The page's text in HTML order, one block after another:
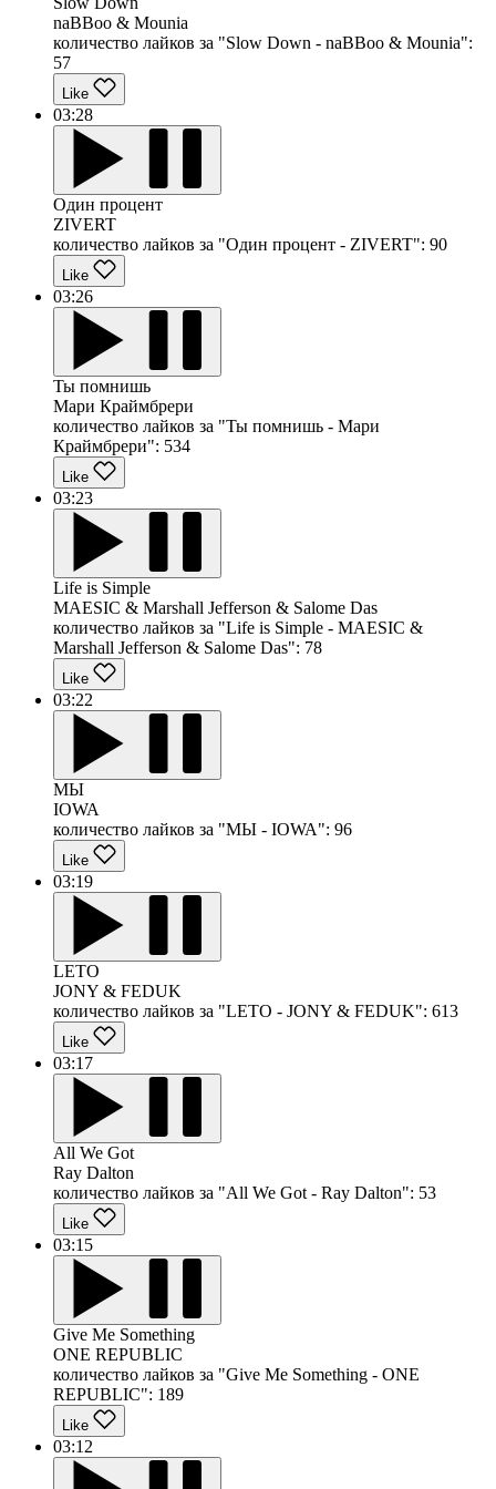
naBBoo & Mounia
количество лайков за "Slow Down - naBBoo & Mounia":
57
Like
03:28
Один процент
ZIVERT
количество лайков за "Один процент - ZIVERT": 90
Like
03:26
Ты помнишь
Мари Краймбрери
количество лайков за "Ты помнишь - Мари
Краймбрери": 534
Like
03:23
Life is Simple
MAESIC & Marshall Jefferson & Salome Das
количество лайков за "Life is Simple - MAESIC &
Marshall Jefferson & Salome Das": 78
Like
03:22
МЫ
IOWA
количество лайков за "МЫ - IOWA": 96
Like
03:19
LETO
JONY & FEDUK
количество лайков за "LETO - JONY & FEDUK": 613
Like
03:17
All We Got
Ray Dalton
количество лайков за "All We Got - Ray Dalton": 53
Like
03:15
Give Me Something
ONE REPUBLIC
количество лайков за "Give Me Something - ONE
REPUBLIC": 189
Like
03:12